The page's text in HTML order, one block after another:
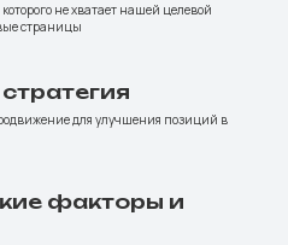
не хватает нашей целевой
страницы
для улучшения позиций в
факторы и